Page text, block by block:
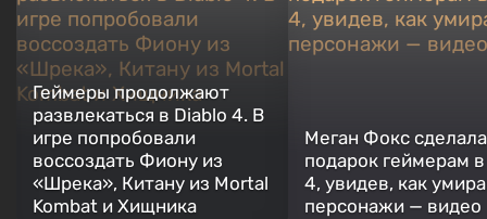
сувениры, включая фигурки, постеры, старые консоли и
многое другое. У меня есть живой интерес к ретро-играм. Я
играю с начала 2000-х на PC и консолях.
Геймеры продолжают
развлекаться в Diablo 4. В
игре попробовали
воссоздать Фиону из
«Шрека», Китану из Mortal
Kombat и Хищника
Меган Фокс сделала
подарок геймерам
4, увидев, как
персонажи — видео